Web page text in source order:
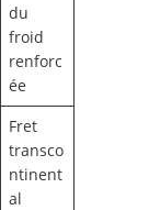
du
froid
renforc
ée
Fret
transco
ntinent
al